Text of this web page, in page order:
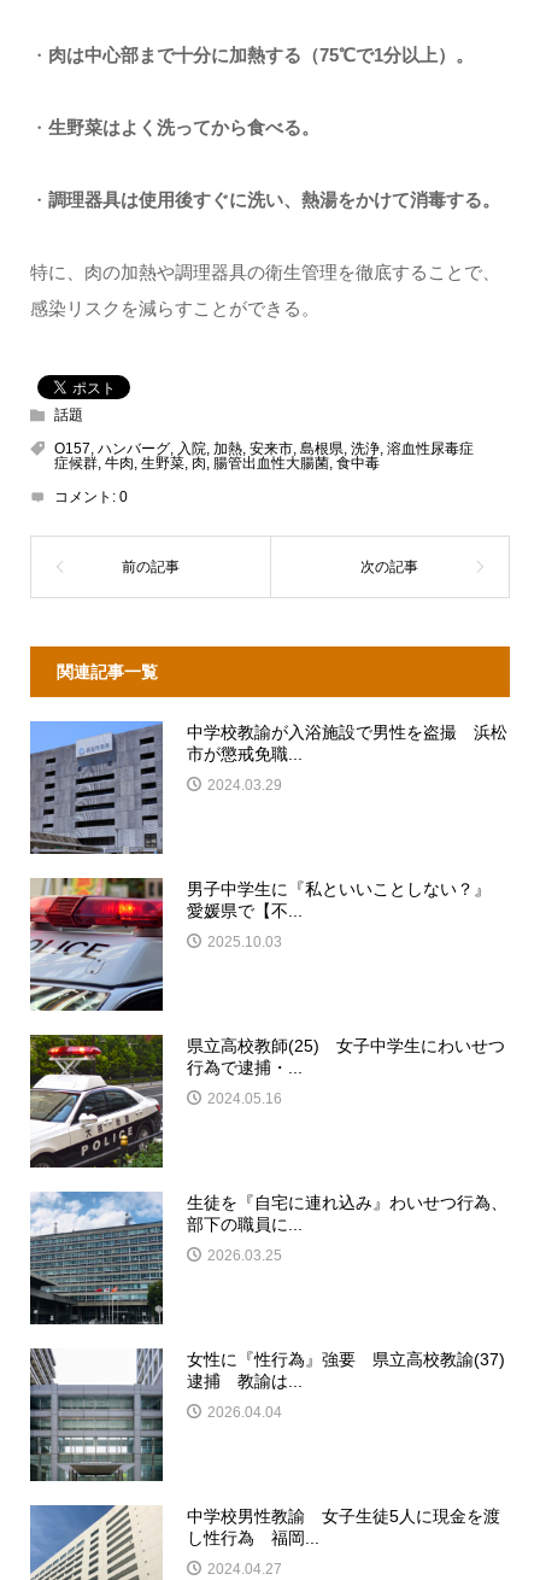
・ 肉は中心部まで十分に加熱する（75℃で1分以上）。
・ 生野菜はよく洗ってから食べる。
・ 調理器具は使用後すぐに洗い、熱湯をかけて消毒する。
特に、肉の加熱や調理器具の衛生管理を徹底することで、
感染リスクを減らすことができる。
話題
O157, ハンバーグ, 入院, 加熱, 安来市, 島根県, 洗浄, 溶血性尿毒症
症候群, 牛肉, 生野菜, 肉, 腸管出血性大腸菌, 食中毒
コメント: 0
関連記事一覧
中学校教諭が入浴施設で男性を盗撮 浜松
市が懲戒免職...
2024.03.29
男子中学生に『私といいことしない？』
愛媛県で【不...
2025.10.03
県立高校教師(25) 女子中学生にわいせつ
行為で逮捕・...
2024.05.16
生徒を『自宅に連れ込み』わいせつ行為、
部下の職員に...
2026.03.25
女性に『性行為』強要 県立高校教諭(37)
逮捕 教諭は...
2026.04.04
中学校男性教諭 女子生徒5人に現金を渡
し性行為 福岡...
2024.04.27